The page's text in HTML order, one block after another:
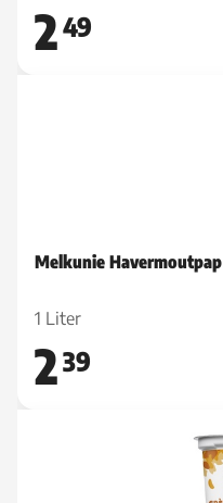
249
Melkunie Havermoutpap
1 Liter
239